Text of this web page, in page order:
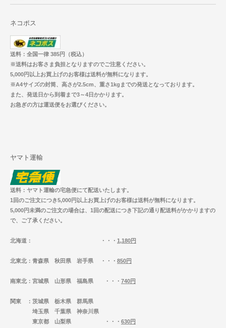
ネコポス
送料：全国一律 385円（税込）
※送料はお客さま負担となりますのでご注意ください。
5,000円以上お買上げのお客様は送料が無料になります。
※A4サイズの封筒、高さが2.5cm、重さ1kgまでの発送となっております。
また、発送日から到着まで3～4日かかります。
お急ぎの方は運送便をお選びください。
ヤマト運輸
送料：ヤマト運輸の宅急便にて配送いたします。
1回のご注文につき5,000円以上お買上げのお客様は送料が無料になります。
5,000円未満のご注文の場合は、1回の配送につき下記の通り配送料がかかりますの
で、ご了承ください。
北海道 ： ・・・ 1,180円
北東北 ：青森県 秋田県 岩手県 ・・・ 850円
南東北 ：宮城県 山形県 福島県 ・・・ 740円
関東 ：茨城県 栃木県 群馬県
埼玉県 千葉県 神奈川県
東京都 山梨県 ・・・ 630円